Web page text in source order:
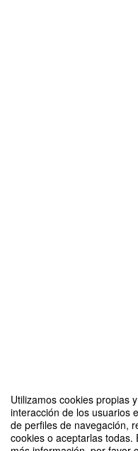
Utilizamos cookies propias
interacción de los usuarios
de perfiles de navegación,
cookies o aceptarlas